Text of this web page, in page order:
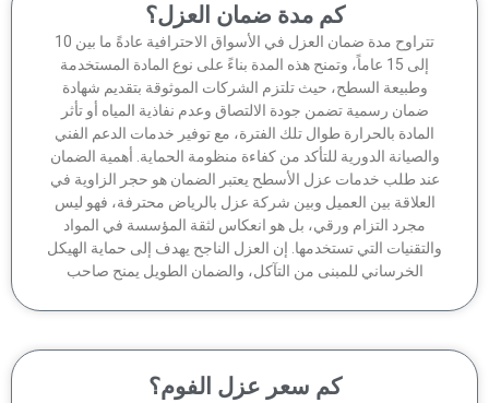
كم مدة ضمان العزل؟
تتراوح مدة ضمان العزل في الأسواق الاحترافية عادةً ما بين 10
إلى 15 عاماً، وتمنح هذه المدة بناءً على نوع المادة المستخدمة
وطبيعة السطح، حيث تلتزم الشركات الموثوقة بتقديم شهادة
ضمان رسمية تضمن جودة الالتصاق وعدم نفاذية المياه أو تأثر
المادة بالحرارة طوال تلك الفترة، مع توفير خدمات الدعم الفني
الدورية للتأكد من كفاءة منظومة الحماية. أهمية الضمان
طلب خدمات عزل الأسطح يعتبر الضمان هو حجر الزاوية في
بين العميل وبين شركة عزل بالرياض محترفة، فهو ليس
مجرد التزام ورقي، بل هو انعكاس لثقة المؤسسة في المواد
التي تستخدمها. إن العزل الناجح يهدف إلى حماية الهيكل
الخرساني للمبنى من التآكل، والضمان الطويل يمنح صاحب
كم سعر عزل الفوم؟